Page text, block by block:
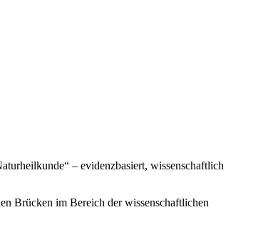
– evidenzbasiert, wissenschaftlich
Brücken im Bereich der wissenschaftlichen